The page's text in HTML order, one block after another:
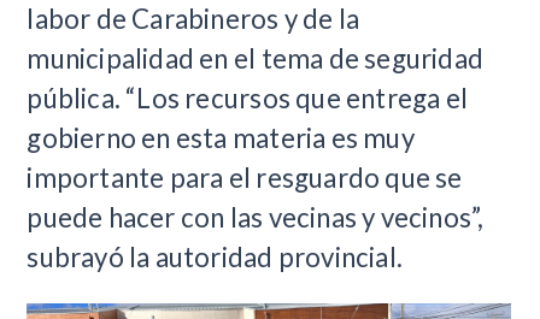
labor de Carabineros y de la
municipalidad en el tema de seguridad
pública. “Los recursos que entrega el
gobierno en esta materia es muy
importante para el resguardo que se
puede hacer con las vecinas y vecinos”,
subrayó la autoridad provincial.